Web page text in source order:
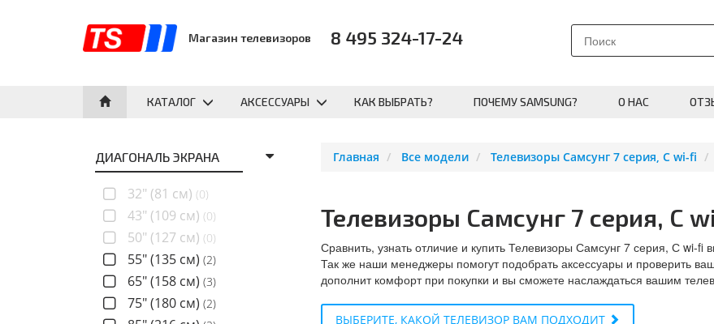
Магазин телевизоров 8 495 324-17-24
КАТАЛОГ АКСЕССУАРЫ КАК ВЫБРАТЬ? ПОЧЕМУ SAMSUNG? О НАС
ДИАГОНАЛЬ ЭКРАНА
32" (81 см) (0)
43" (109 см) (0)
50" (127 см) (0)
55" (135 см) (2)
65" (158 см) (3)
75" (180 см) (2)
Главная Все модели Телевизоры Самсунг 7 серия, С wi-fi
Телевизоры Самсунг 7 серия, С
Сравнить, узнать отличие и купить Телевизоры Самсунг 7 серия, С wi-
Так же наши менеджеры помогут подобрать аксессуары и проверить
дополнит комфорт при покупки и вы сможете наслаждаться вашим
ВЫБЕРИТЕ, КАКОЙ ТЕЛЕВИЗОР ВАМ ПОДХОДИТ